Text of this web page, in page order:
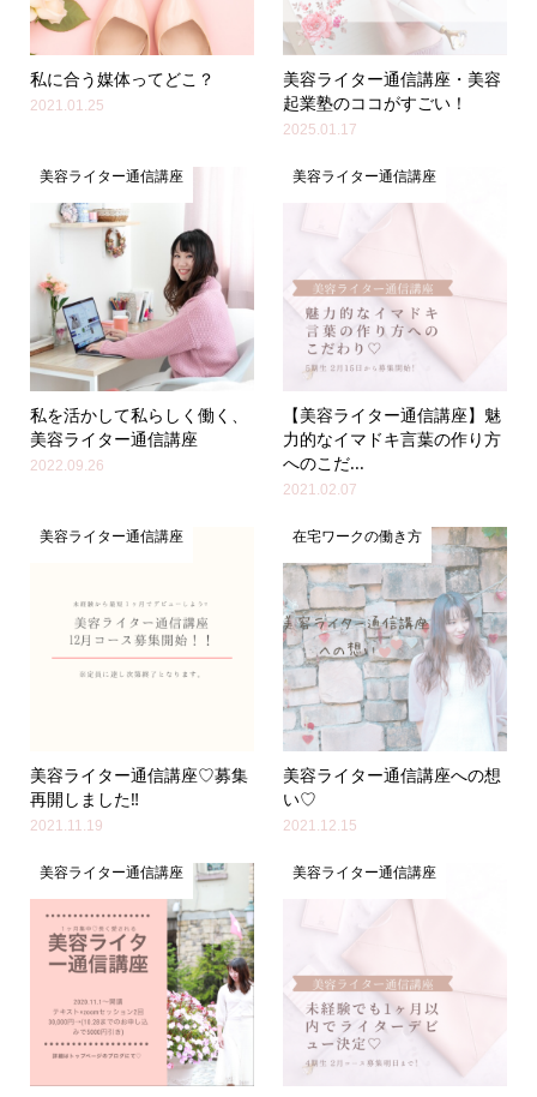
私に合う媒体ってどこ？
2021.01.25
美容ライター通信講座・美容
起業塾のココがすごい！
2025.01.17
美容ライター通信講座
私を活かして私らしく働く、
美容ライター通信講座
2022.09.26
美容ライター通信講座
【美容ライター通信講座】魅
力的なイマドキ言葉の作り方
へのこだ...
2021.02.07
美容ライター通信講座
美容ライター通信講座♡募集
再開しました‼︎
2021.11.19
在宅ワークの働き方
美容ライター通信講座への想
い♡
2021.12.15
美容ライター通信講座 美容ライター通信講座